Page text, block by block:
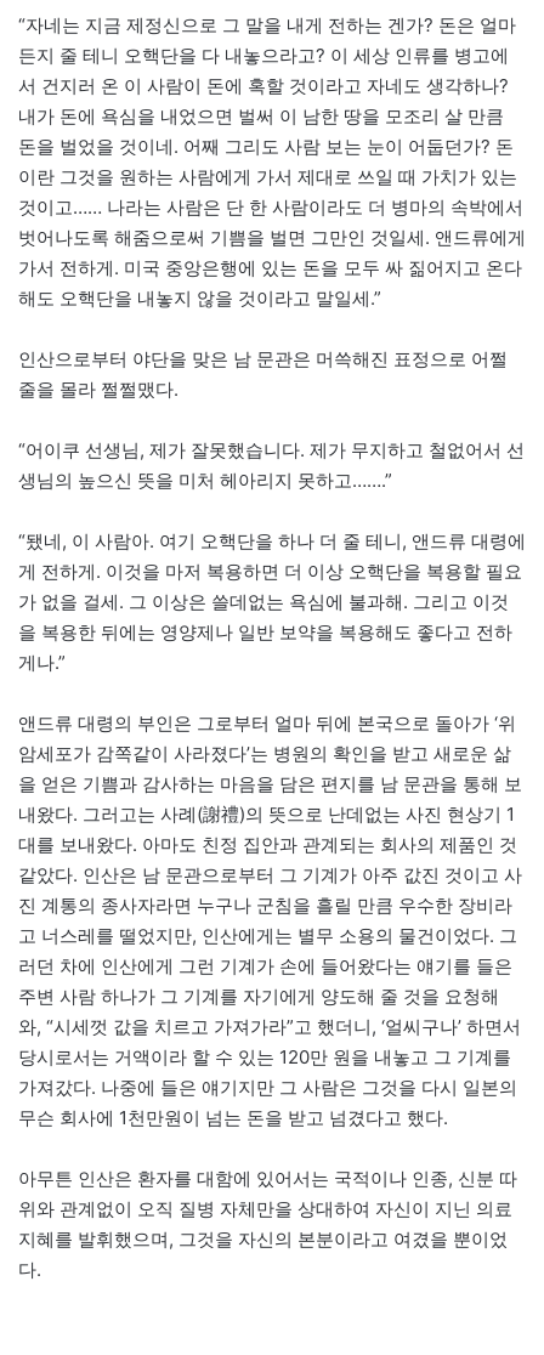
“자네는 지금 제정신으로 그 말을 내게 전하는 겐가? 돈은 얼마
든지 줄 테니 오핵단을 다 내놓으라고? 이 세상 인류를 병고에
서 건지러 온 이 사람이 돈에 혹할 것이라고 자네도 생각하나?
내가 돈에 욕심을 내었으면 벌써 이 남한 땅을 모조리 살 만큼
돈을 벌었을 것이네. 어째 그리도 사람 보는 눈이 어둡던가? 돈
이란 그것을 원하는 사람에게 가서 제대로 쓰일 때 가치가 있는
것이고…… 나라는 사람은 단 한 사람이라도 더 병마의 속박에서
벗어나도록 해줌으로써 기쁨을 벌면 그만인 것일세. 앤드류에게
가서 전하게. 미국 중앙은행에 있는 돈을 모두 싸 짊어지고 온다
해도 오핵단을 내놓지 않을 것이라고 말일세.”
인산으로부터 야단을 맞은 남 문관은 머쓱해진 표정으로 어쩔
줄을 몰라 쩔쩔맸다.
“어이쿠 선생님, 제가 잘못했습니다. 제가 무지하고 철없어서 선
생님의 높으신 뜻을 미처 헤아리지 못하고…….”
“됐네, 이 사람아. 여기 오핵단을 하나 더 줄 테니, 앤드류 대령에
게 전하게. 이것을 마저 복용하면 더 이상 오핵단을 복용할 필요
가 없을 걸세. 그 이상은 쓸데없는 욕심에 불과해. 그리고 이것
을 복용한 뒤에는 영양제나 일반 보약을 복용해도 좋다고 전하
게나.”
앤드류 대령의 부인은 그로부터 얼마 뒤에 본국으로 돌아가 ‘위
암세포가 감쪽같이 사라졌다’는 병원의 확인을 받고 새로운 삶
을 얻은 기쁨과 감사하는 마음을 담은 편지를 남 문관을 통해 보
내왔다. 그러고는 사례(謝禮)의 뜻으로 난데없는 사진 현상기 1
대를 보내왔다. 아마도 친정 집안과 관계되는 회사의 제품인 것
같았다. 인산은 남 문관으로부터 그 기계가 아주 값진 것이고 사
진 계통의 종사자라면 누구나 군침을 흘릴 만큼 우수한 장비라
고 너스레를 떨었지만, 인산에게는 별무 소용의 물건이었다. 그
러던 차에 인산에게 그런 기계가 손에 들어왔다는 얘기를 들은
주변 사람 하나가 그 기계를 자기에게 양도해 줄 것을 요청해
와, “시세껏 값을 치르고 가져가라”고 했더니, ‘얼씨구나’ 하면서
당시로서는 거액이라 할 수 있는 120만 원을 내놓고 그 기계를
가져갔다. 나중에 들은 얘기지만 그 사람은 그것을 다시 일본의
무슨 회사에 1천만원이 넘는 돈을 받고 넘겼다고 했다.
아무튼 인산은 환자를 대함에 있어서는 국적이나 인종, 신분 따
위와 관계없이 오직 질병 자체만을 상대하여 자신이 지닌 의료
지혜를 발휘했으며, 그것을 자신의 본분이라고 여겼을 뿐이었
다.